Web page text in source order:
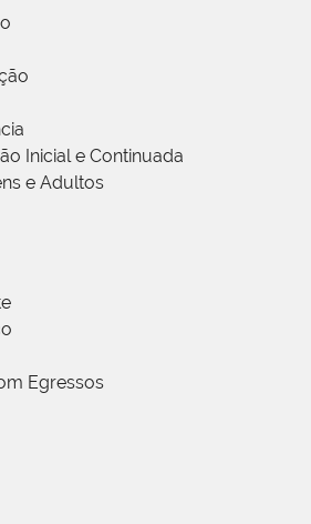
Inicial e Continuada
e Adultos
Egressos